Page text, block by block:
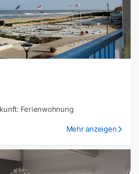
Ferienwohnung
Mehr anzeigen